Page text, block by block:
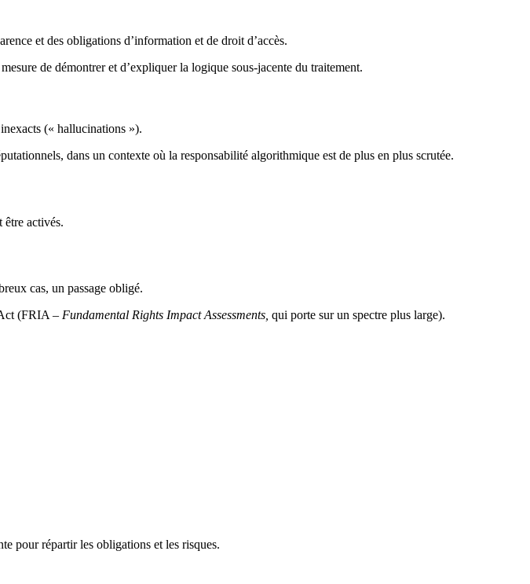
et des obligations d’information et de droit d’accès.
de démontrer et d’expliquer la logique sous-jacente du traitement.
(« hallucinations »).
dans un contexte où la responsabilité algorithmique est de plus en plus scrutée.
être activés.
cas, un passage obligé.
(FRIA – Fundamental Rights Impact Assessments, qui porte sur un spectre plus large).
pour répartir les obligations et les risques.